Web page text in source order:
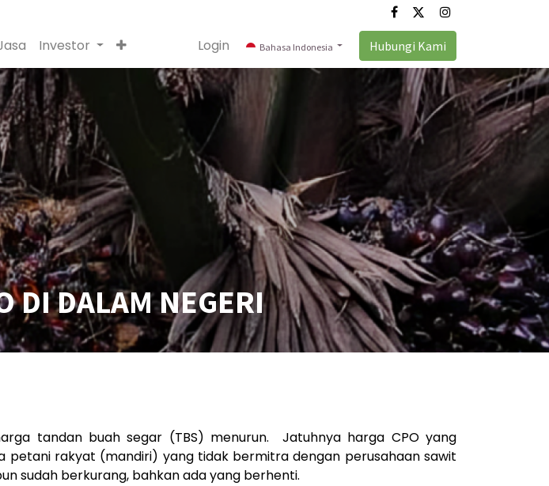
Investor Login Bahasa Indonesia Hubungi Kami
DI DALAM NEGERI
tandan buah segar (TBS) menurun. Jatuhnya harga CPO yang
rakyat (mandiri) yang tidak bermitra dengan perusahaan sawit
sudah berkurang, bahkan ada yang berhenti.